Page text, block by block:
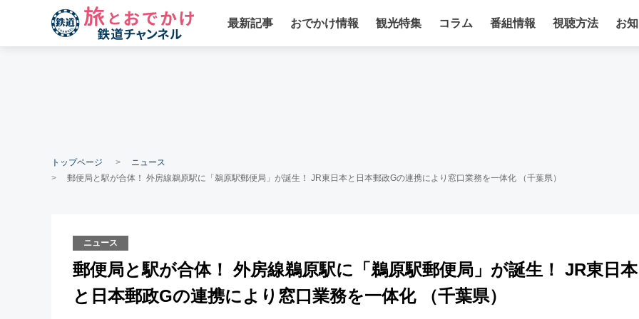
最新記事 おでかけ情報 観光特集 コラム 番組情報 視聴方法 お
トップページ
ニュース
郵便局と駅が合体！ 外房線鵜原駅に「鵜原駅郵便局」が誕生！ JR東日本と日本郵政Gの連携により窓口業務を一体化 （千葉県）
ニュース
郵便局と駅が合体！ 外房線鵜原駅に「鵜原駅郵便局」が誕生！ JR東日本
と日本郵政Gの連携により窓口業務を一体化 （千葉県）